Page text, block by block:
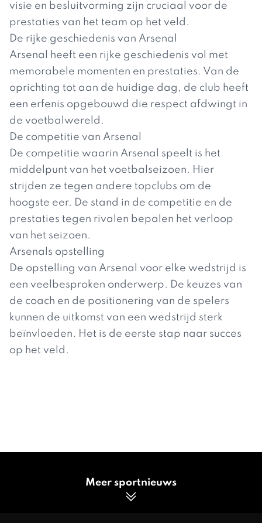
visie en besluitvorming zijn cruciaal voor de
prestaties van het team op het veld.
De rijke geschiedenis van Arsenal
Arsenal heeft een rijke geschiedenis vol met
memorabele momenten en prestaties. Van de
oprichting tot aan de huidige dag, de club heeft
een erfenis opgebouwd die respect afdwingt in
de voetbalwereld.
De competitie van Arsenal
De competitie waarin Arsenal speelt is het
middelpunt van het voetbalseizoen. Hier
strijden ze tegen andere topclubs om de
hoogste eer. De stand in de competitie en de
prestaties tegen rivalen bepalen het verloop
van het seizoen.
Arsenals opstelling
De opstelling van Arsenal voor elke wedstrijd is
een veelbesproken onderwerp. De keuzes van
de coach en de positionering van de spelers
kunnen de uitkomst van een wedstrijd sterk
beïnvloeden. Het is de eerste stap naar succes
op het veld.
Meer sportnieuws